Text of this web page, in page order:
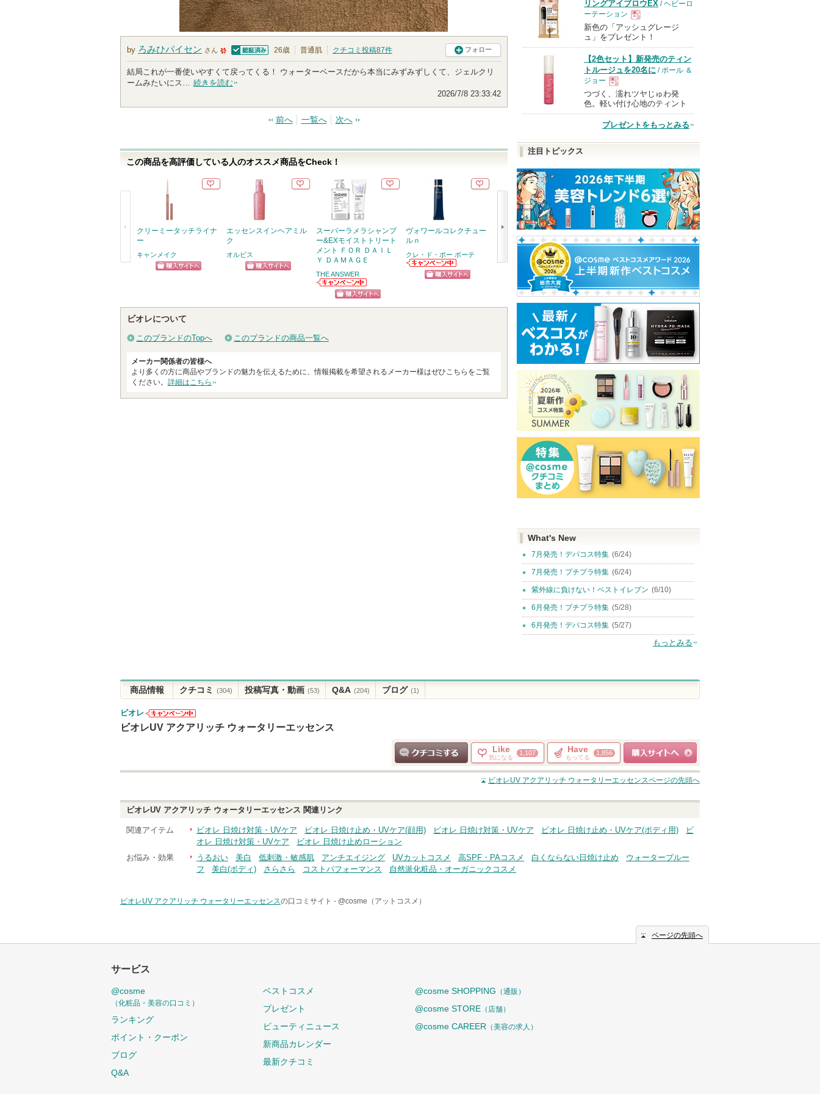
by ろみひパイセン さん
5
0
人
ン
バ
ま
認証済
26歳 普通肌 クチコミ投稿87件 フォロー
結局これが一番使いやすくて戻ってくる！ ウォーターベースだから本当にみずみずしくて、ジェルクリ
ームみたいにス… 続きを読む
2026/7/8 23:33:42
前へ 一覧へ 次へ
この商品を高評価している人のオススメ商品をCheck！
クリーミータッチライナ
ー
キャンメイク
エッセンスインヘアミル
ク
オルビス
スーパーラメラシャンプ
ー&EXモイストトリート
メント ＦＯＲ ＤＡＩＬ
Ｙ ＤＡＭＡＧＥ
THE ANSWER
THE ANSWERか
らのお知らせが
ありますショッピン
ヴォワールコレクチュー
ルｎ
クレ・ド・ポー ボーテ
クレ・ド・ポー
ボーテからのお
スキンクリア クレンズ
オイル アロマタイプ リ
フレシングシトラスの香
り
アテニアからの
お知らせがあり
ます
ショッピン
グサイトへ
オルビス ザ クレンジン
グ オイル
ショッピン
グサイトへ
PDRN ヒアルロン酸100
セラム
グサイトへ
ビオレについて
このブランドのTopへ このブランドの商品一覧へ
メーカー関係者の皆様へ
より多くの方に商品やブランドの魅力を伝えるために、情報掲載を希望されるメーカー様はぜひこちらをご覧
ください。 詳細はこちら
リングアイブロウEX / ヘビーロ
ーテーション
現
品
新色の「アッシュグレージ
ュ」をプレゼント！
【2色セット】新発売のティン
トルージュを20名に / ポール ＆
ジョー
現
品
つづく、濡れツヤじゅわ発
色。軽い付け心地のティント
プレゼントをもっとみる
注目トピックス
What's New
7月発売！デパコス特集 (6/24)
7月発売！プチプラ特集 (6/24)
紫外線に負けない！ベストイレブン (6/10)
6月発売！プチプラ特集 (5/28)
6月発売！デパコス特集 (5/27)
もっとみる
商品情報 クチコミ (304) 投稿写真・動画 (53) Q&A (204) ブログ (1)
ビオレ
ビオレからの
ビオレUV アクアリッチ ウォータリーエッセンス
クチコミする
Like
気になる
1,107 Have
もってる
1,856
ショッピングサイト
へ
ビオレUV アクアリッチ ウォータリーエッセンスページの先頭へ
ビオレUV アクアリッチ ウォータリーエッセンス 関連リンク
関連アイテム ビオレ 日焼け対策・UVケア ビオレ 日焼け止め・UVケア(顔用) ビオレ 日焼け対策・UVケア ビオレ 日焼け止め・UVケア(ボディ用)
ビ
オレ 日焼け対策・UVケア
ビオレ 日焼け止めローション
お悩み・効果
うるおい 美白 低刺激・敏感肌 アンチエイジング UVカットコスメ 高SPF・PAコスメ 白くならない日焼け止め
ウォータープルー
フ
美白(ボディ) さらさら コストパフォーマンス 自然派化粧品・オーガニックコスメ
ビオレUV アクアリッチ ウォータリーエッセンスの口コミサイト - @cosme（アットコスメ）
ページの先頭へ
サービス
@cosme
（化粧品・美容の口コミ）
ランキング
ポイント・クーポン
ブログ
Q&A
ベストコスメ
プレゼント
ビューティニュース
新商品カレンダー
最新クチコミ
@cosme SHOPPING （通販）
@cosme STORE （店舗）
@cosme CAREER （美容の求人）